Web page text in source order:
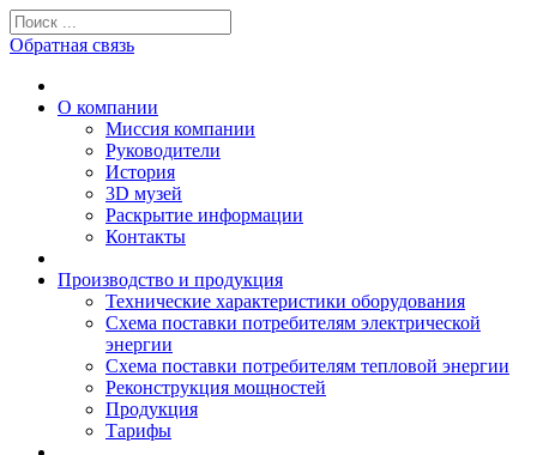
Обратная связь
О компании
Миссия компании
Руководители
История
3D музей
Раскрытие информации
Контакты
Производство и продукция
Технические характеристики оборудования
Схема поставки потребителям электрической
энергии
Схема поставки потребителям тепловой энергии
Реконструкция мощностей
Продукция
Тарифы